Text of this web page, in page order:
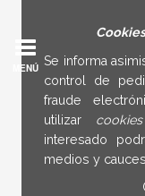
Se informa
control de
fraude
utilizar
interesado
medios y
MENÚ